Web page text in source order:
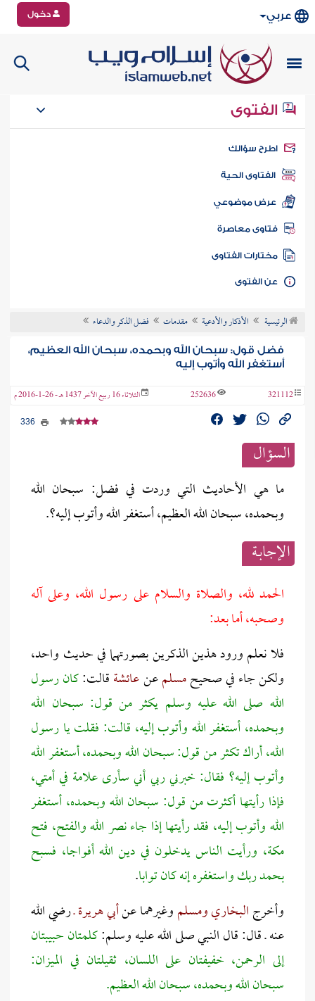
عربي دخول
الفتوى
سؤالك
الفتاوى الحية
عرض موضوعي
فتاوى معاصرة
مختارات الفتاوى
الفتوى
الرئيسية الأذكار والأدعية مقدمات فضل الذكر والدعاء
فضل قول: سبحان الله وبحمده، سبحان الله العظيم،
أستغفر الله وأتوب إليه
321112
252636 الثلاثاء 16 ربيع الآخر 1437 هـ - 26-1-2016 م
السؤال
ما هي الأحاديث التي وردت في فضل: سبحان الله
وبحمده، سبحان الله العظيم، أستغفر الله وأتوب إليه؟.
الإجابــة
الحمد لله، والصلاة والسلام على رسول الله، وعلى آله
وصحبه، أما بعد:
فلا نعلم ورود هذين الذكرين بصورتهما في حديث واحد،
ولكن جاء في صحيحمسلمعنعائشةقالت:كان رسول
الله صلى الله عليه وسلم يكثر من قول: سبحان الله
وبحمده، أستغفر الله وأتوب إليه، قالت: فقلت يا رسول
الله، أراك تكثر من قول: سبحان الله وبحمده، أستغفر الله
وأتوب إليه؟ فقال: خبرني ربي أني سأرى علامة في أمتي،
فإذا رأيتها أكثرت من قول: سبحان الله وبحمده، أستغفر
الله وأتوب إليه، فقد رأيتها إذا جاء نصر الله والفتح، فتح
مكة، ورأيت الناس يدخلون في دين الله أفواجا، فسبح
بحمد ربك واستغفره إنه كان توابا.
وأخرجالبخاري ومسلموغيرهما عنأبي هريرة ـرضي الله
عنه ـ قال: قال النبي صلى الله عليه وسلم:كلمتان حبيبتان
إلى الرحمن، خفيفتان على اللسان، ثقيلتان في الميزان:
سبحان الله وبحمده، سبحان الله العظيم.